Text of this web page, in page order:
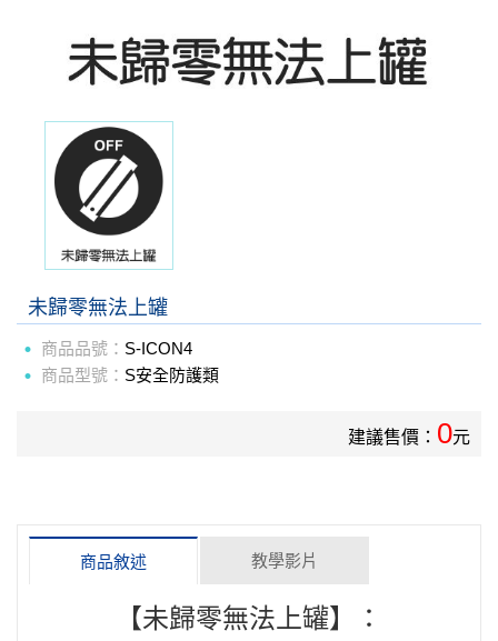
未歸零無法上罐
商品品號： S-ICON4
商品型號： S安全防護類
建議售價： 0元
商品敘述 教學影片
【未歸零無法上罐】：